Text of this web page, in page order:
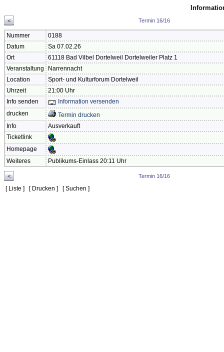
< Termin 16/16
Nummer
0188
Datum
Sa 07.02.26
Ort
61118 Bad Vilbel Dortelweil Dortelweiler Platz 1
Veranstaltung
Narrennacht
Location
Sport- und Kulturforum Dortelweil
Uhrzeit
21:00 Uhr
Info senden
Information versenden
drucken
Termin drucken
Info
Ausverkauft
Ticketlink
Homepage
Weiteres
Publikums-Einlass 20:11 Uhr
< Termin 16/16
[ Liste ] [ Drucken ] [Suchen ]